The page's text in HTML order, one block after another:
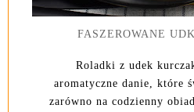
FASZEROWANE
Roladki z udek
aromatyczne danie, które
zarówno na codzienny